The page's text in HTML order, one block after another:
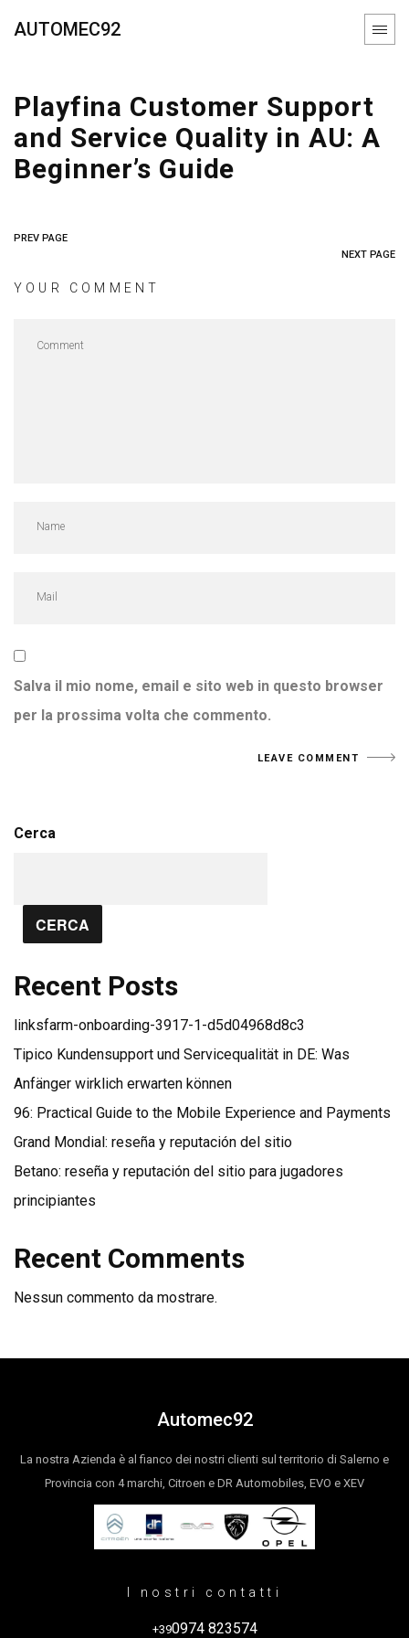
AUTOMEC92
Playfina Customer Support
and Service Quality in AU: A
Beginner’s Guide
PREV PAGE
NEXT PAGE
YOUR COMMENT
Salva il mio nome, email e sito web in questo browser
per la prossima volta che commento.
Cerca
CERCA
Recent Posts
linksfarm-onboarding-3917-1-d5d04968d8c3
Tipico Kundensupport und Servicequalität in DE: Was
Anfänger wirklich erwarten können
96: Practical Guide to the Mobile Experience and Payments
Grand Mondial: reseña y reputación del sitio
Betano: reseña y reputación del sitio para jugadores
principiantes
Recent Comments
Nessun commento da mostrare.
Automec92
La nostra Azienda è al fianco dei nostri clienti sul territorio di Salerno e
Provincia con 4 marchi, Citroen e DR Automobiles, EVO e XEV
I nostri contatti
+390974 823574